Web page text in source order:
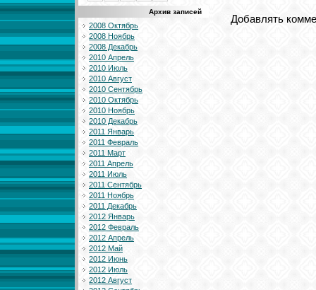
Архив записей
2008 Октябрь
2008 Ноябрь
2008 Декабрь
2010 Апрель
2010 Июль
2010 Август
2010 Сентябрь
2010 Октябрь
2010 Ноябрь
2010 Декабрь
2011 Январь
2011 Февраль
2011 Март
2011 Апрель
2011 Июль
2011 Сентябрь
2011 Ноябрь
2011 Декабрь
2012 Январь
2012 Февраль
2012 Апрель
2012 Май
2012 Июнь
2012 Июль
2012 Август
Добавлять